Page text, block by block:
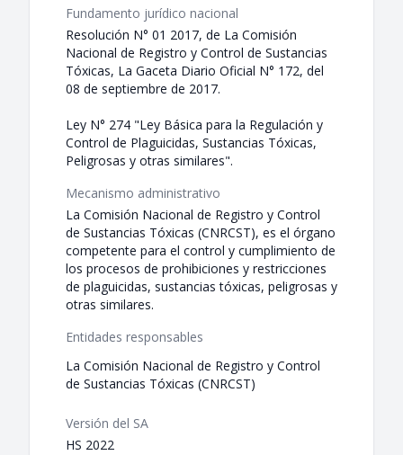
Fundamento jurídico nacional
Resolución N° 01 2017, de La Comisión
Nacional de Registro y Control de Sustancias
Tóxicas, La Gaceta Diario Oficial N° 172, del
08 de septiembre de 2017.
Ley N° 274 "Ley Básica para la Regulación y
Control de Plaguicidas, Sustancias Tóxicas,
Peligrosas y otras similares".
Mecanismo administrativo
La Comisión Nacional de Registro y Control
de Sustancias Tóxicas (CNRCST), es el órgano
competente para el control y cumplimiento de
los procesos de prohibiciones y restricciones
de plaguicidas, sustancias tóxicas, peligrosas y
otras similares.
Entidades responsables
La Comisión Nacional de Registro y Control
de Sustancias Tóxicas (CNRCST)
Versión del SA
HS 2022